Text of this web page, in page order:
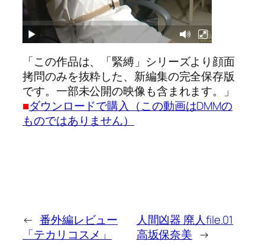
「この作品は、「緊縛」シリーズより顔面
拷問のみを抜粋した、新編集の完全保存版
です。一部未公開の映像も含まれます。」
■ダウンロードで購入（この動画はDMMの
ものではありません）
← 番外編レビュー
「テカリコスメ」
人間凶器 廃人file.01
高坂保奈美 →